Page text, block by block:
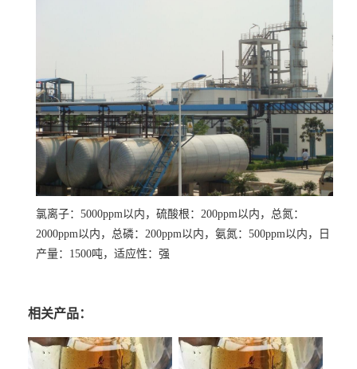
氯离子：5000ppm以内，硫酸根：200ppm以内，总氮：
2000ppm以内，总磷：200ppm以内，氨氮：500ppm以内，日
产量：1500吨，适应性：强
相关产品：